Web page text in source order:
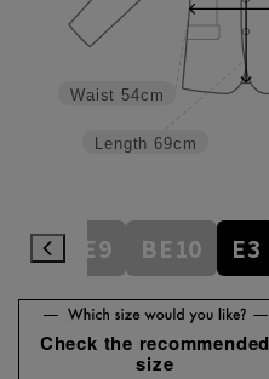
Length 69cm
Waist 54cm
BE9 BE10 E3
Check the recommended
size